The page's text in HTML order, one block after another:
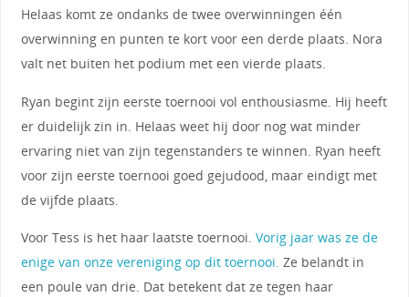
Helaas komt ze ondanks de twee overwinningen één
overwinning en punten te kort voor een derde plaats. Nora
valt net buiten het podium met een vierde plaats.
Ryan begint zijn eerste toernooi vol enthousiasme. Hij heeft
er duidelijk zin in. Helaas weet hij door nog wat minder
ervaring niet van zijn tegenstanders te winnen. Ryan heeft
voor zijn eerste toernooi goed gejudood, maar eindigt met
de vijfde plaats.
Voor Tess is het haar laatste toernooi. Vorig jaar was ze de
enige van onze vereniging op dit toernooi. Ze belandt in
een poule van drie. Dat betekent dat ze tegen haar